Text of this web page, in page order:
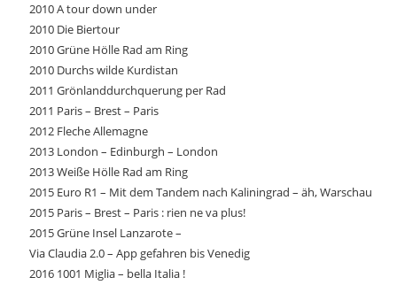
2010 A tour down under
2010 Die Biertour
2010 Grüne Hölle Rad am Ring
2010 Durchs wilde Kurdistan
2011 Grönlanddurchquerung per Rad
2011 Paris – Brest – Paris
2012 Fleche Allemagne
2013 London – Edinburgh – London
2013 Weiße Hölle Rad am Ring
2015 Euro R1 – Mit dem Tandem nach Kaliningrad – äh, Warschau
2015 Paris – Brest – Paris : rien ne va plus!
2015 Grüne Insel Lanzarote –
Via Claudia 2.0 – App gefahren bis Venedig
2016 1001 Miglia – bella Italia !